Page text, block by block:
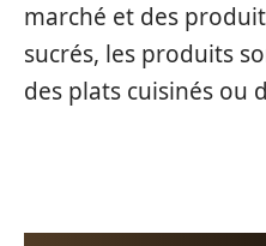
marché et des
sucrés, les produits
des plats cuisinés ou